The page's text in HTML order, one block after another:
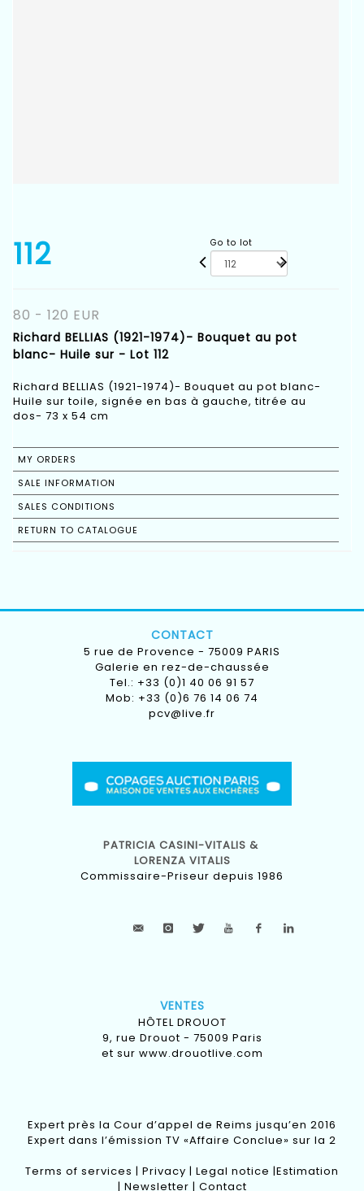
112 Go to lot
80 - 120 EUR
Richard BELLIAS (1921-1974)- Bouquet au pot
blanc- Huile sur - Lot 112
Richard BELLIAS (1921-1974)- Bouquet au pot blanc-
Huile sur toile, signée en bas à gauche, titrée au
dos- 73 x 54 cm
MY ORDERS
SALE INFORMATION
SALES CONDITIONS
RETURN TO CATALOGUE
CONTACT
5 rue de Provence - 75009 PARIS
Galerie en rez-de-chaussée
Tel.: +33 (0)1 40 06 91 57
Mob: +33 (0)6 76 14 06 74
pcv@live.fr
PATRICIA CASINI-VITALIS &
LORENZA VITALIS
Commissaire-Priseur depuis 1986
VENTES
HÔTEL DROUOT
9, rue Drouot - 75009 Paris
et sur www.drouotlive.com
Expert près la Cour d’appel de Reims jusqu’en 2016
Expert dans l’émission TV «Affaire Conclue» sur la 2
Terms of services | Privacy | Legal notice |Estimation
| Newsletter | Contact